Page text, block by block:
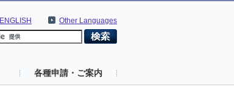
Other Languages
ENGLISH
各種申請・ご案内